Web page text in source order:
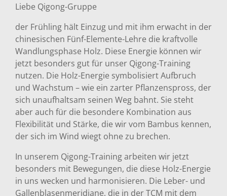
Liebe Qigong-Gruppe
der Frühling hält Einzug und mit ihm erwacht in der
chinesischen Fünf-Elemente-Lehre die kraftvolle
Wandlungsphase Holz. Diese Energie können wir
jetzt besonders gut für unser Qigong-Training
nutzen. Die Holz-Energie symbolisiert Aufbruch
und Wachstum – wie ein zarter Pflanzenspross, der
sich unaufhaltsam seinen Weg bahnt. Sie steht
aber auch für die besondere Kombination aus
Flexibilität und Stärke, die wir vom Bambus kennen,
der sich im Wind wiegt ohne zu brechen.
In unserem Qigong-Training arbeiten wir jetzt
besonders mit Bewegungen, die diese Holz-Energie
in uns wecken und harmonisieren. Die Leber- und
Gallenblasenmeridiane, die in der TCM mit dem